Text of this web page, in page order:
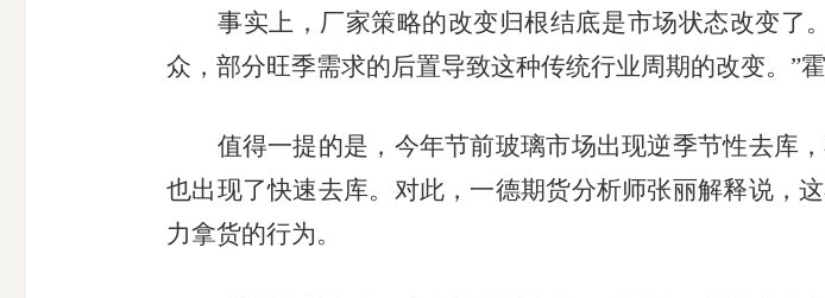
事实上，厂家策略的改变归根结底是市场状态改变了。
众，部分旺季需求的后置导致这种传统行业周期的改变。”霍
值得一提的是，今年节前玻璃市场出现逆季节性去库
也出现了快速去库。对此，一德期货分析师张丽解释说，
力拿货的行为。